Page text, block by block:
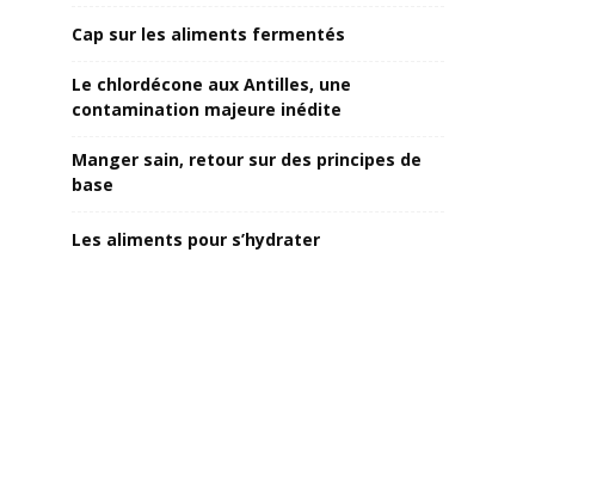
Cap sur les aliments fermentés
Le chlordécone aux Antilles, une
contamination majeure inédite
Manger sain, retour sur des principes de
base
Les aliments pour s’hydrater